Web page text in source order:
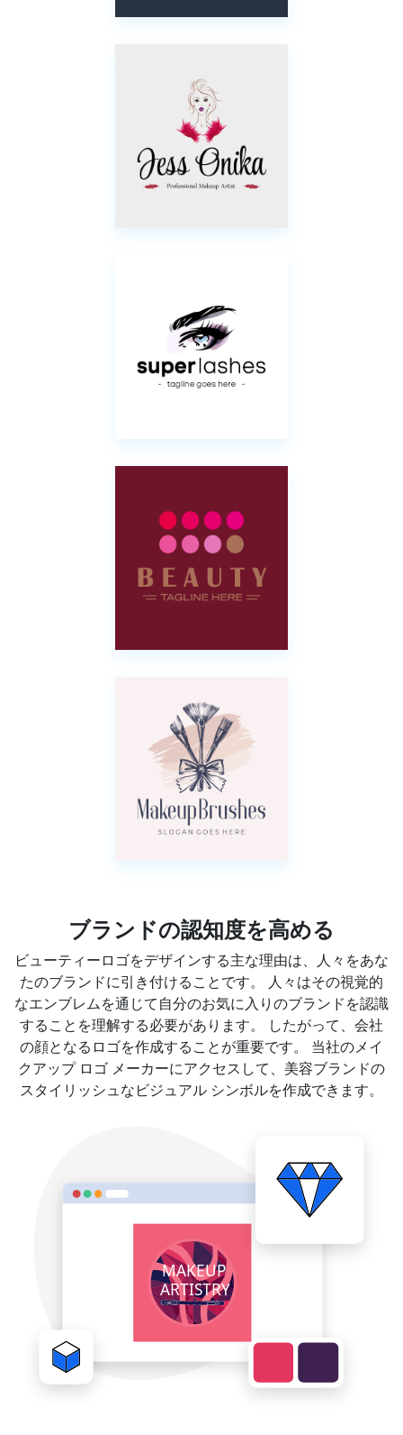
ブランドの認知度を高める
ビューティーロゴをデザインする主な理由は、人々をあな
たのブランドに引き付けることです。 人々はその視覚的
なエンブレムを通じて自分のお気に入りのブランドを認識
することを理解する必要があります。 したがって、会社
の顔となるロゴを作成することが重要です。 当社のメイ
クアップ ロゴ メーカーにアクセスして、美容ブランドの
スタイリッシュなビジュアル シンボルを作成できます。